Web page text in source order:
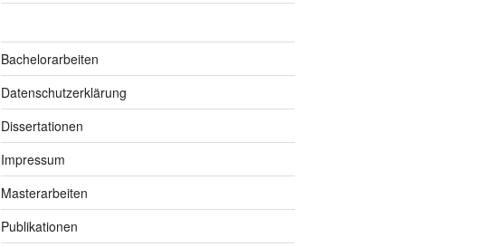
Bachelorarbeiten
Datenschutzerklärung
Dissertationen
Impressum
Masterarbeiten
Publikationen